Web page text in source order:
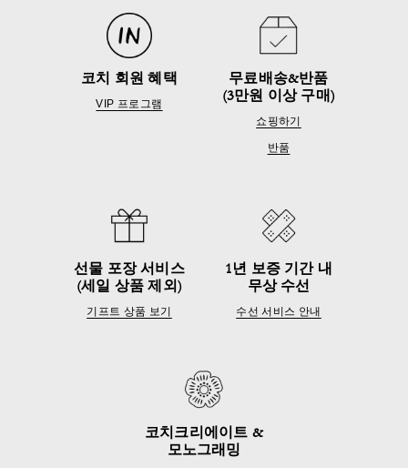
코치 회원 혜택
VIP 프로그램
무료배송&반품
(3만원 이상 구매)
쇼핑하기
반품
선물 포장 서비스
(세일 상품 제외)
기프트 상품 보기
1년 보증 기간 내
무상 수선
수선 서비스 안내
코치크리에이트 &
모노그래밍